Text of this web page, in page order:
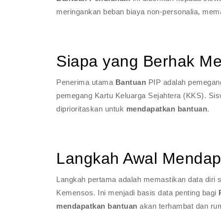
meringankan beban biaya non-personalia,
Siapa yang Berhak
Penerima utama Bantuan PIP adalah
pemegang Kartu Keluarga Sejahtera (KKS).
diprioritaskan untuk mendapatkan bantuan.
Langkah Awal
Langkah pertama adalah memastikan data
Kemensos. Ini menjadi basis data penting bagi
mendapatkan bantuan akan terhambat dan